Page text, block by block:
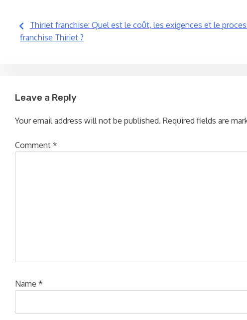
Post
Thiriet franchise: Quel est le coût, les exigences et le
franchise Thiriet ?
Leave a Reply
Your email address will not be published. Required fields are
Comment *
Name *